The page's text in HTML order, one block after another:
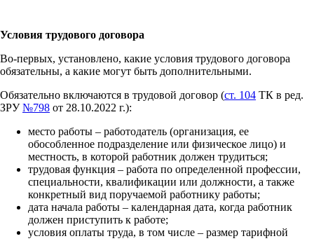
Условия трудового договора
Во-первых, установлено, какие условия трудового договора
обязательны, а какие могут быть дополнительными.
Обязательно включаются в трудовой договор (ст. 104 ТК в ред.
ЗРУ№798 от 28.10.2022 г.):
место работы – работодатель (организация, ее
обособленное подразделение или физическое лицо) и
местность, в которой работник должен трудиться;
трудовая функция – работа по определенной профессии,
специальности, квалификации или должности, а также
конкретный вид поручаемой работнику работы;
дата начала работы – календарная дата, когда работник
должен приступить к работе;
условия оплаты труда, в том числе – размер тарифной